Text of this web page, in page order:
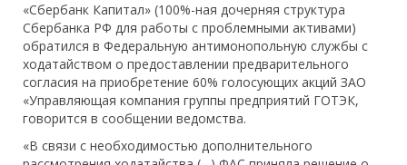
«Сбербанк Капитал» (100%-ная дочерняя структура
Сбербанка РФ для работы с проблемными активами)
обратился в Федеральную антимонопольную службы с
ходатайством о предоставлении предварительного
согласия на приобретение 60% голосующих акций ЗАО
«Управляющая компания группы предприятий ГОТЭК,
говорится в сообщении ведомства.
«В связи с необходимостью дополнительного